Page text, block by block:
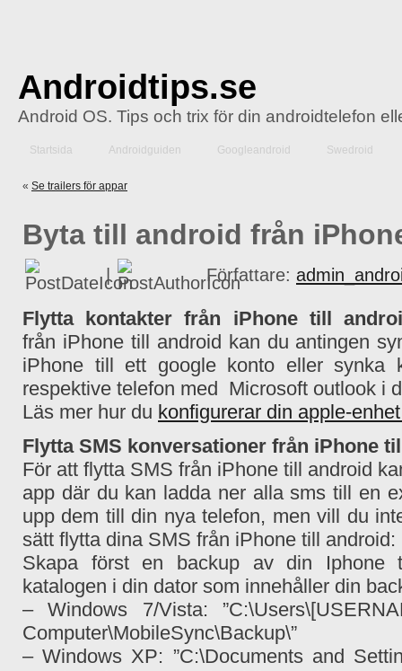
Androidtips.se
Android OS. Tips och trix för din androidtelefon
Startsida Androidguiden Googleandroid Swedroid
« Se trailers för appar
Byta till android från
| Författare:
Flytta kontakter från iPhone till
från iPhone till android kan du antingen
iPhone till ett google konto eller synka
respektive telefon med Microsoft outlook i
Läs mer hur du konfigurerar din apple-
Flytta SMS konversationer från iPhone
För att flytta SMS från iPhone till android
app där du kan ladda ner alla sms till en
upp dem till din nya telefon, men vill du
sätt flytta dina SMS från iPhone till android:
Skapa först en backup av din Iphone
katalogen i din dator som innehåller din
– Windows 7/Vista:
Computer\MobileSync\Backup\”
– Windows XP: ”C:\Documents and